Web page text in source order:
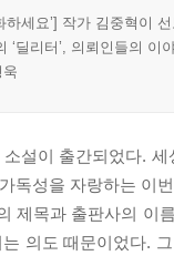
하세요’] 작가 김중혁이
‘딜리터’, 의뢰인들의
설이 출간되었다.
독성을 자랑하는 이
제목과 출판사의 이
의도 때문이었다.